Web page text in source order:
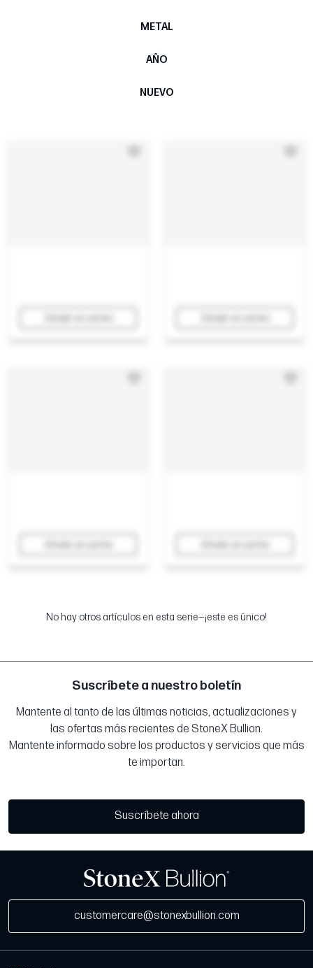
METAL
AÑO
NUEVO
No hay otros artículos en esta serie—¡este es único!
Suscríbete a nuestro boletín
Mantente al tanto de las últimas noticias, actualizaciones y
las ofertas más recientes de StoneX Bullion.
Mantente informado sobre los productos y servicios que más
te importan.
Suscríbete ahora
customercare@stonexbullion.com